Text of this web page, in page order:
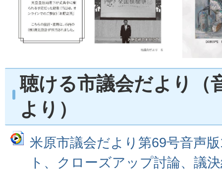
聴ける市議会だより（
より）
米原市議会だより第69号音声
ト、クローズアップ討論、議